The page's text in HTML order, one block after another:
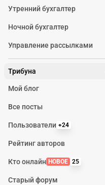
Утренний бухгалтер
Ночной бухгалтер
Управление рассылками
Трибуна
Мой блог
Все посты
Пользователи +24
Рейтинг авторов
Кто онлайн НОВОЕ 25
Старый форум